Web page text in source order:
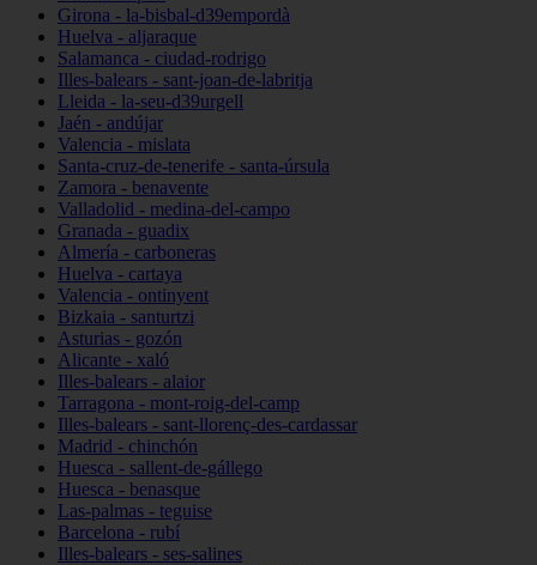
Girona - la-bisbal-d39empordà
Huelva - aljaraque
Salamanca - ciudad-rodrigo
Illes-balears - sant-joan-de-labritja
Lleida - la-seu-d39urgell
Jaén - andújar
Valencia - mislata
Santa-cruz-de-tenerife - santa-úrsula
Zamora - benavente
Valladolid - medina-del-campo
Granada - guadix
Almería - carboneras
Huelva - cartaya
Valencia - ontinyent
Bizkaia - santurtzi
Asturias - gozón
Alicante - xaló
Illes-balears - alaior
Tarragona - mont-roig-del-camp
Illes-balears - sant-llorenç-des-cardassar
Madrid - chinchón
Huesca - sallent-de-gállego
Huesca - benasque
Las-palmas - teguise
Barcelona - rubí
Illes-balears - ses-salines